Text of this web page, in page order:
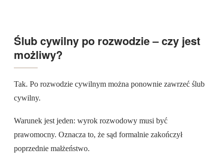
Ślub cywilny po rozwodzie – czy jest
możliwy?
Tak. Po rozwodzie cywilnym można ponownie zawrzeć ślub
cywilny.
Warunek jest jeden: wyrok rozwodowy musi być
prawomocny. Oznacza to, że sąd formalnie zakończył
poprzednie małżeństwo.